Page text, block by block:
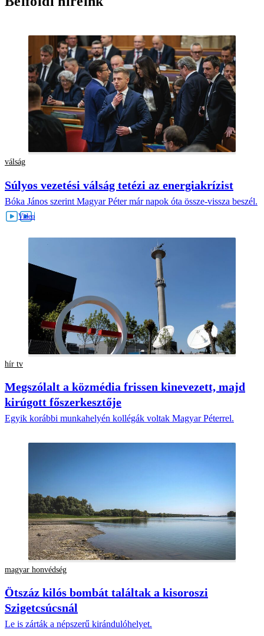
válság
Súlyos vezetési válság tetézi az energiakrízist
Bóka János szerint Magyar Péter már napok óta össze-vissza beszél.
hír tv
Megszólalt a közmédia frissen kinevezett, majd
kirúgott főszerkesztője
Egyik korábbi munkahelyén kollégák voltak Magyar Péterrel.
magyar honvédség
Ötszáz kilós bombát találtak a kisoroszi
Szigetcsúcsnál
Le is zárták a népszerű kirándulóhelyet.